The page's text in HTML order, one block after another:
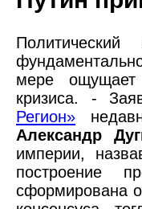
мере ощущает
кризиса. -
Регион»
Александр
империи,
построение
сформирована